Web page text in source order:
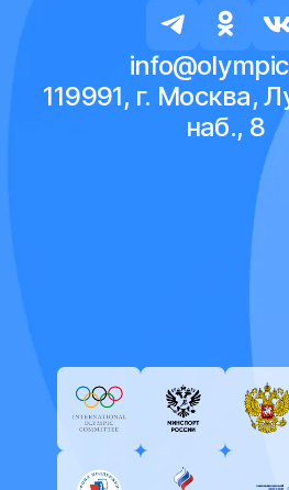
119991, г. Москва,
наб., 8